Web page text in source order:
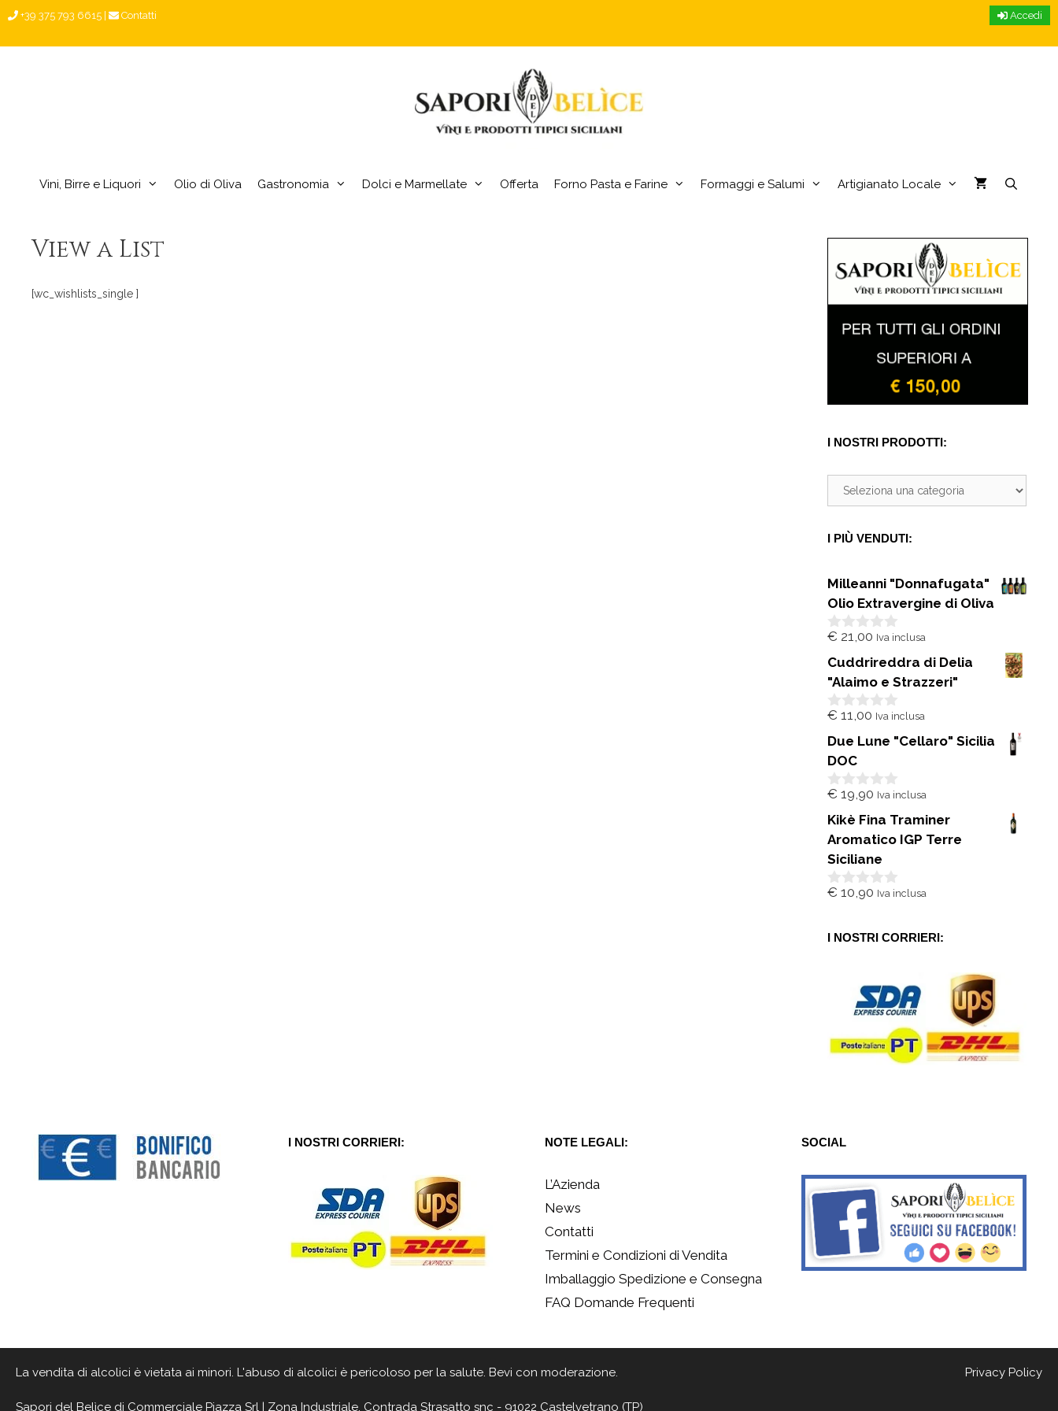
Accedi
+39 375 793 6615 Contatti
Vini, Birre e Liquori Olio di Oliva Gastronomia Dolci e Marmellate Offerta Forno Pasta e Farine Formaggi e Salumi Artigianato Locale
View a List
[wc_wishlists_single ]
I NOSTRI PRODOTTI:
I PIÙ VENDUTI:
Milleanni "Donnafugata"
Olio Extravergine di Oliva
0
u
5
€ 21,00 Iva inclusa
Cuddrireddra di Delia
"Alaimo e Strazzeri"
0
u
5
€ 11,00 Iva inclusa
Due Lune "Cellaro" Sicilia
DOC
0
u
5
€ 19,90 Iva inclusa
Kikè Fina Traminer
Aromatico IGP Terre
Siciliane
0
5
€ 10,90 Iva inclusa
I NOSTRI CORRIERI:
I NOSTRI CORRIERI: NOTE LEGALI:
L’Azienda
News
Contatti
Termini e Condizioni di Vendita
Imballaggio Spedizione e Consegna
FAQ Domande Frequenti
SOCIAL
Privacy Policy
La vendita di alcolici è vietata ai minori. L'abuso di alcolici è pericoloso per la salute. Bevi con moderazione.
Sapori del Belìce di Commerciale Piazza Srl | Zona Industriale, Contrada Strasatto snc - 91022 Castelvetrano (TP)